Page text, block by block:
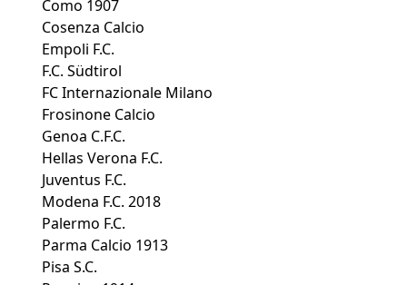
Como 1907
Cosenza Calcio
Empoli F.C.
F.C. Südtirol
FC Internazionale Milano
Frosinone Calcio
Genoa C.F.C.
Hellas Verona F.C.
Juventus F.C.
Modena F.C. 2018
Palermo F.C.
Parma Calcio 1913
Pisa S.C.